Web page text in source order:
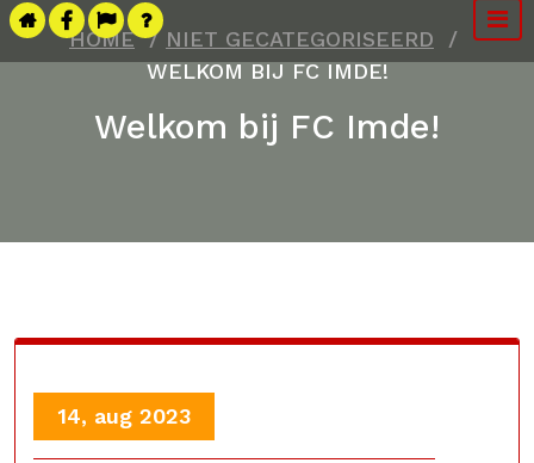
HOME/ NIET GECATEGORISEERD /
WELKOM BIJ FC IMDE!
Welkom bij FC Imde!
14, aug 2023